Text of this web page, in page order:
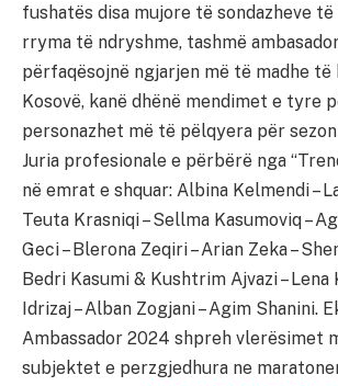
fushatës disa mujore të sondazheve
rryma të ndryshme, tashmë
përfaqësojnë ngjarjen më të madhe të
Kosovë, kanë dhënë mendimet e tyre
personazhet më të pëlqyera për
Juria profesionale e përbërë nga
në emrat e shquar: Albina Kelmendi –
Teuta Krasniqi – Sellma Kasumoviq –
Geci – Blerona Zeqiri – Arian Zeka –
Bedri Kasumi & Kushtrim Ajvazi – Lena
Idrizaj – Alban Zogjani – Agim Shanini.
Ambassador 2024 shpreh vlerësimet
subjektet e perzgjedhura ne